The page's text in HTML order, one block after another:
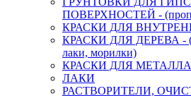
ПОВЕРХНОСТЕЙ -
КРАСКИ ДЛЯ
КРАСКИ ДЛЯ ДЕРЕВА -
лаки, морилки)
КРАСКИ ДЛЯ МЕТАЛЛА -
ЛАКИ
РАСТВОРИТЕЛИ,